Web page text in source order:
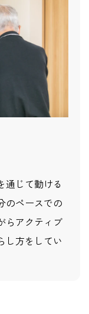
通じて動ける
のペースでの
らアクティブ
し方をしてい